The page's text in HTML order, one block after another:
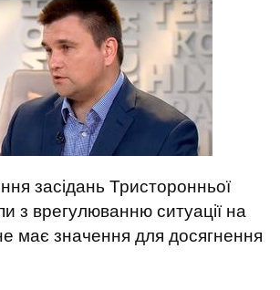
засідань Тристоронньої
з врегулюванню ситуації на
має значення для досягнення